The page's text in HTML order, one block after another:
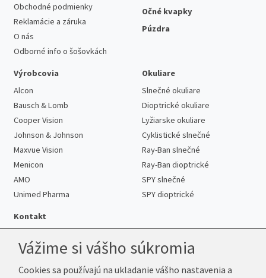
Obchodné podmienky
Reklamácie a záruka
O nás
Odborné info o šošovkách
Očné kvapky
Púzdra
Výrobcovia
Alcon
Bausch & Lomb
Cooper Vision
Johnson & Johnson
Maxvue Vision
Menicon
AMO
Unimed Pharma
Okuliare
Slnečné okuliare
Dioptrické okuliare
Lyžiarske okuliare
Cyklistické slnečné
Ray-Ban slnečné
Ray-Ban dioptrické
SPY slnečné
SPY dioptrické
Kontakt
Telefón:+421 222 205 863
Vážime si vášho súkromia
Cookies sa používajú na ukladanie vášho nastavenia a